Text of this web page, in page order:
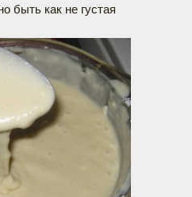
быть как не густая